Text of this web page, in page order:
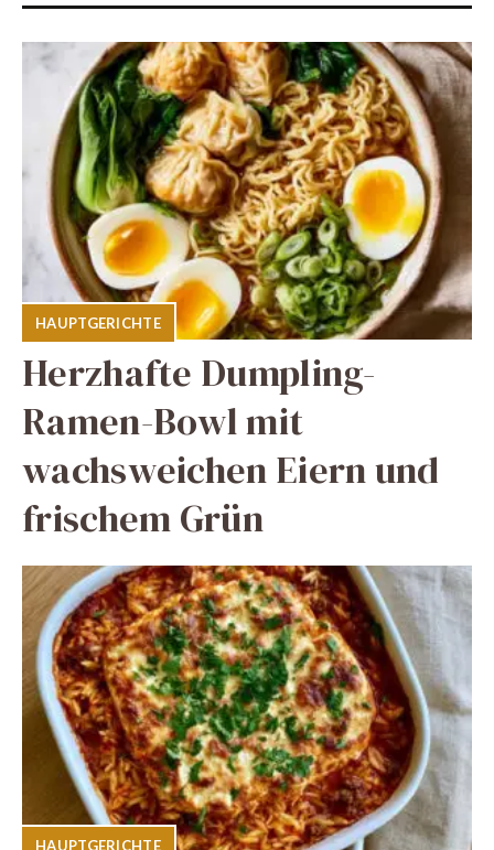
HAUPTGERICHTE
Herzhafte Dumpling-
Ramen-Bowl mit
wachsweichen Eiern und
frischem Grün
HAUPTGERICHTE